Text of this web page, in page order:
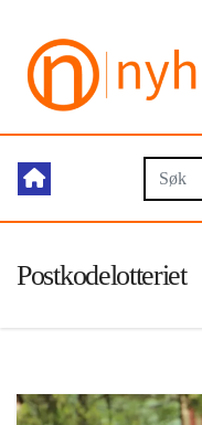
Postkodelotteriet